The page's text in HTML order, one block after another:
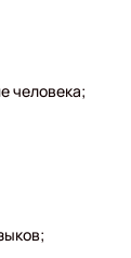
человека;